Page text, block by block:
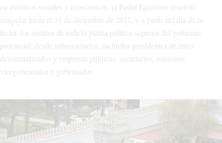
en términos sociales y económicos, el Poder Ejecutivo resolvió
congelar hasta el 31 de diciembre de 2021, y a partir del día de la
fecha, los sueldos de toda la planta política superior del gobierno
provincial, desde subsecretarios, incluidos presidentes de entes
descentralizados y empresas públicas, secretarios, ministros,
vicegobernador y gobernador.